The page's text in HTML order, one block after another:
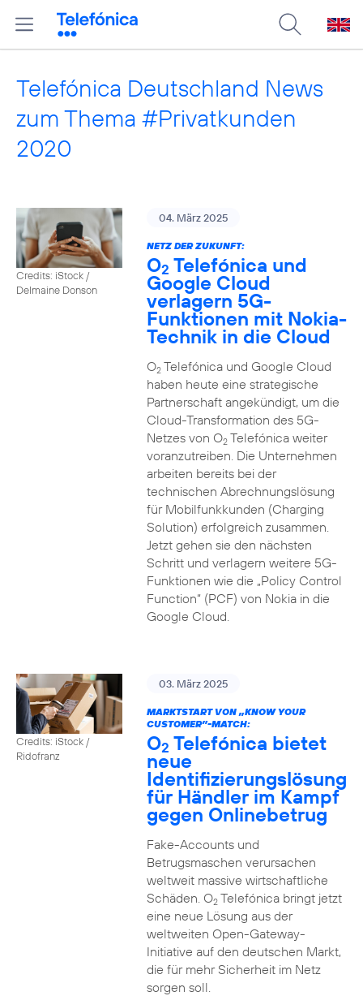
Telefónica Deutschland News
zum Thema #Privatkunden
2020
Credits: iStock /
Delmaine Donson
04. März 2025
NETZ DER ZUKUNFT:
O2 Telefónica und
Google Cloud
verlagern 5G-
Funktionen mit Nokia-
Technik in die Cloud
O2Telefónica und Google Cloud
haben heute eine strategische
Partnerschaft angekündigt, um die
Cloud-Transformation des 5G-
Netzes von O2Telefónica weiter
voranzutreiben. Die Unternehmen
arbeiten bereits bei der
technischen Abrechnungslösung
für Mobilfunkkunden (Charging
Solution) erfolgreich zusammen.
Jetzt gehen sie den nächsten
Schritt und verlagern weitere 5G-
Funktionen wie die „Policy Control
Function“ (PCF) von Nokia in die
Google Cloud.
Credits: iStock /
Ridofranz
03. März 2025
MARKTSTART VON „KNOW YOUR
CUSTOMER”-MATCH:
O2 Telefónica bietet
neue
Identifizierungslösung
für Händler im Kampf
gegen Onlinebetrug
Fake-Accounts und
Betrugsmaschen verursachen
weltweit massive wirtschaftliche
Schäden. O2Telefónica bringt jetzt
eine neue Lösung aus der
weltweiten Open-Gateway-
Initiative auf den deutschen Markt,
die für mehr Sicherheit im Netz
sorgen soll.